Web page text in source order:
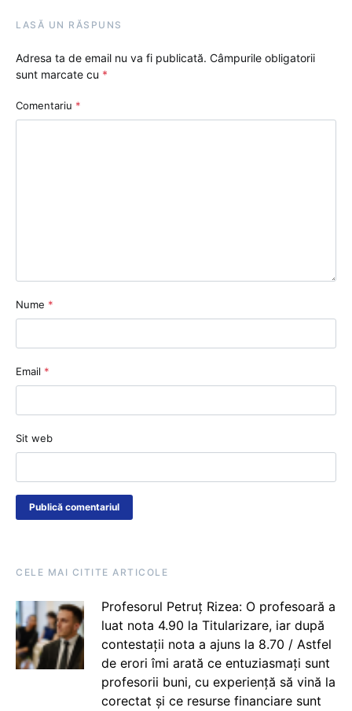
LASĂ UN RĂSPUNS
Adresa ta de email nu va fi publicată. Câmpurile obligatorii
sunt marcate cu *
Comentariu *
Nume *
Email *
Sit web
CELE MAI CITITE ARTICOLE
Profesorul Petruț Rizea: O profesoară a
luat nota 4.90 la Titularizare, iar după
contestații nota a ajuns la 8.70 / Astfel
de erori îmi arată ce entuziasmați sunt
profesorii buni, cu experiență să vină la
corectat și ce resurse financiare sunt